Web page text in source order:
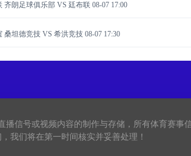
齐朗足球俱乐部 VS 廷布联08-07 17:00
桑坦德竞技 VS 希洪竞技08-07 17:30
信号或视频内容的制作与存储，所有体育赛
，我们将在第一时间核实并妥善处理！